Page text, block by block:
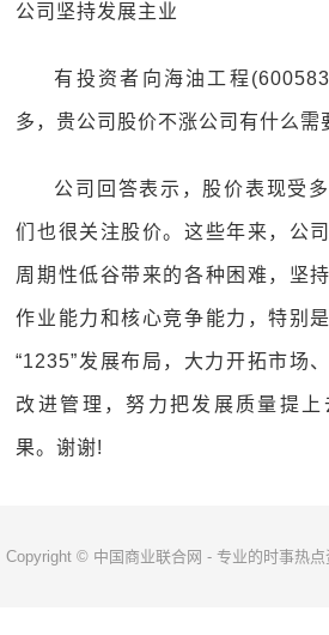
公司坚持发展主业
有投资者向海油工程
多，贵公司股价不涨公司有什么需
公司回答表示，股价表现受
们也很关注股价。这些年来，公
周期性低谷带来的各种困难，坚
作业能力和核心竞争能力，特别
“1235”发展布局，大力开拓市场
改进管理，努力把发展质量提
果。谢谢!
Copyright © 中国商业联合网 - 专业的时事热